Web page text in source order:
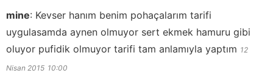
mine: Kevser hanım benim pohaçalarım tarifi
uygulasamda aynen olmuyor sert ekmek hamuru gibi
oluyor pufidik olmuyor tarifi tam anlamıyla yaptım 12
Nisan 2015 10:00